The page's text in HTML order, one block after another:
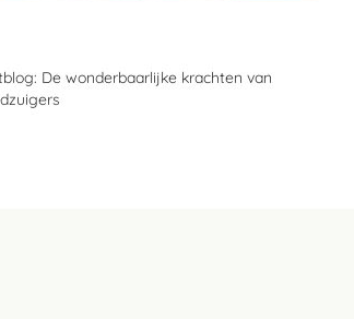
De wonderbaarlijke krachten van